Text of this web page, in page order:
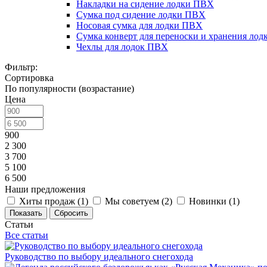
Накладки на сидение лодки ПВХ
Сумка под сидение лодки ПВХ
Носовая сумка для лодки ПВХ
Сумка конверт для переноски и хранения
Чехлы для лодок ПВХ
Фильтр:
Сортировка
По популярности (возрастание)
Цена
900
2 300
3 700
5 100
6 500
Наши предложения
Хиты продаж (1) Мы советуем (2) Новинки (1)
Показать Сбросить
Статьи
Все статьи
Руководство по выбору идеального снегохода